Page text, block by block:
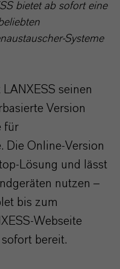
bietet ab sofort eine
Systeme
seinen
Version
für
Die Online-Version
Lösung und lässt
nutzen –
bis zum
Webseite
bereit.